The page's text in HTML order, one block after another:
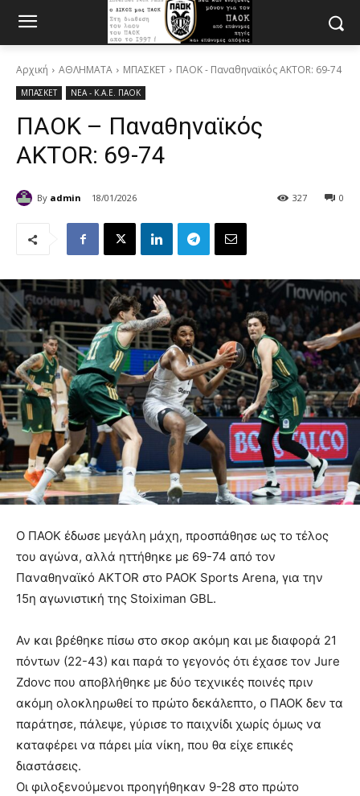
Αρχική ΑΘΛΗΜΑΤΑ ΜΠΑΣΚΕΤ ΠΑΟΚ - Παναθηναϊκός AKTOR: 69-74
ΜΠΑΣΚΕΤ ΝΕΑ - Κ.Α.Ε. ΠΑΟΚ
ΠΑΟΚ – Παναθηναϊκός
AKTOR: 69-74
By admin 18/01/2026 0
327
Ο ΠΑΟΚ έδωσε μεγάλη μάχη, προσπάθησε ως το τέλος
του αγώνα, αλλά ηττήθηκε με 69-74 από τον
Παναθηναϊκό AKTOR στο PAOK Sports Arena, για την
15η αγωνιστική της Stoiximan GBL.
Αν και βρέθηκε πίσω στο σκορ ακόμη και με διαφορά 21
πόντων (22-43) και παρά το γεγονός ότι έχασε τον Jure
Zdovc που αποβλήθηκε με δύο τεχνικές ποινές πριν
ακόμη ολοκληρωθεί το πρώτο δεκάλεπτο, ο ΠΑΟΚ δεν τα
παράτησε, πάλεψε, γύρισε το παιχνίδι χωρίς όμως να
καταφέρει να πάρει μία νίκη, που θα είχε επικές
διαστάσεις.
Οι φιλοξενούμενοι προηγήθηκαν 9-28 στο πρώτο